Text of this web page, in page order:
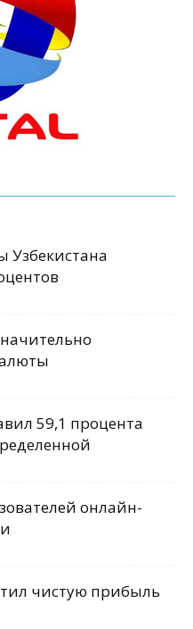
Узбекистана
59,1 процента
онлайн-
чистую прибыль